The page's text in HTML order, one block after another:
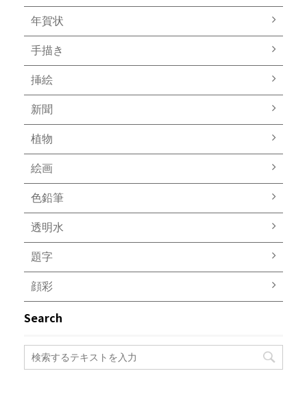
年賀状
手描き
挿絵
新聞
植物
絵画
色鉛筆
透明水
題字
顔彩
Search